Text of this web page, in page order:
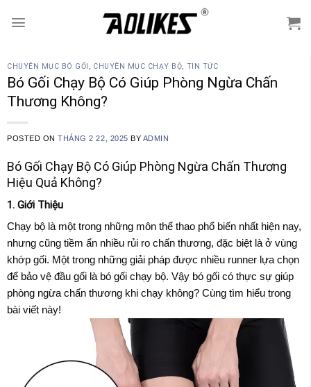
CHUYÊN MỤC BÓ GỐI , CHUYÊN MỤC CHẠY BỘ, TIN TỨC
Bó Gối Chạy Bộ Có Giúp Phòng Ngừa Chấn
Thương Không?
POSTED ONTHÁNG 2 22, 2025 BY ADMIN
Bó Gối Chạy Bộ Có Giúp Phòng Ngừa Chấn Thương
Hiệu Quả Không?
1. Giới Thiệu
Chạy bộ là một trong những môn thể thao phổ biến nhất hiện nay,
nhưng cũng tiềm ẩn nhiều rủi ro chấn thương, đặc biệt là ở vùng
khớp gối. Một trong những giải pháp được nhiều runner lựa chọn
để bảo vệ đầu gối là bó gối chạy bộ. Vậy bó gối có thực sự giúp
phòng ngừa chấn thương khi chạy không? Cùng tìm hiểu trong
bài viết này!